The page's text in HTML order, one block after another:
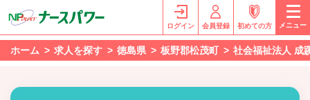
ログイン 会員登録 初めての方 メニュー
ホーム 求人を探す 徳島県 板野郡松茂町 社会福祉法人 成